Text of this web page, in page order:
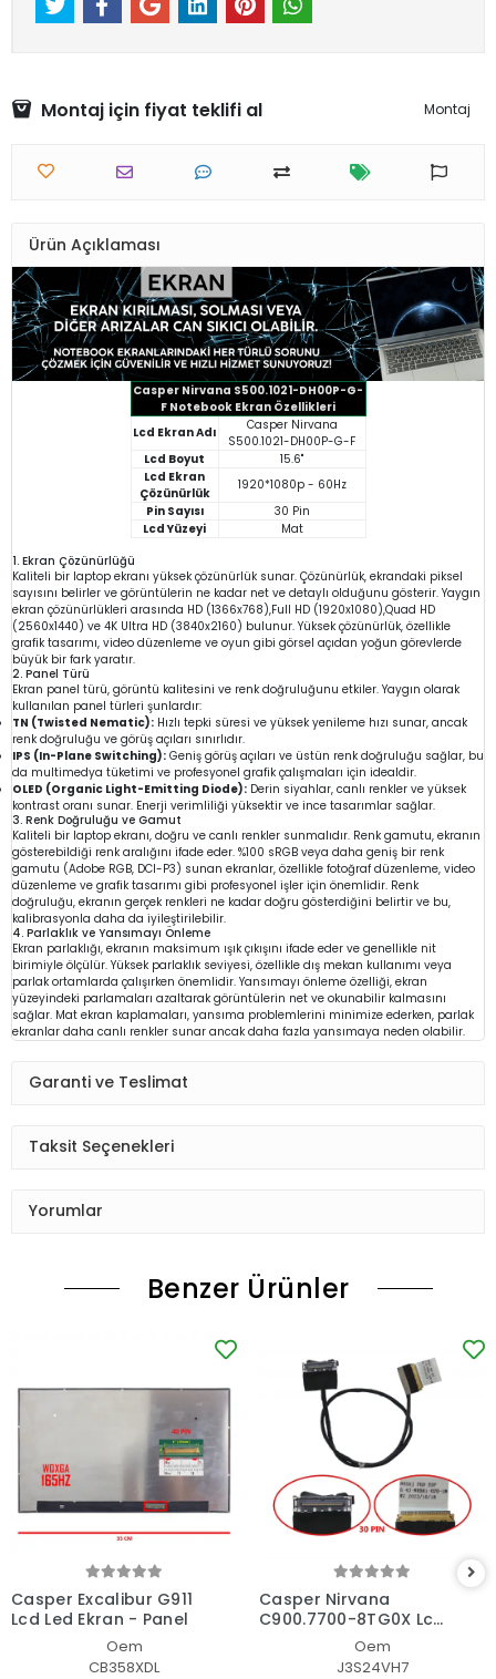
Montaj için fiyat teklifi al Montaj
Ürün Açıklaması
Casper Nirvana S500.1021-DH00P-G-
F Notebook Ekran Özellikleri
Lcd Ekran Adı
Casper Nirvana
S500.1021-DH00P-G-F
Lcd Boyut
15.6"
Lcd Ekran
Çözünürlük
1920*1080p - 60Hz
Pin Sayısı
30 Pin
Lcd Yüzeyi
Mat
1. Ekran Çözünürlüğü
Kaliteli bir laptop ekranı yüksek çözünürlük sunar. Çözünürlük, ekrandaki piksel
sayısını belirler ve görüntülerin ne kadar net ve detaylı olduğunu gösterir. Yaygın
ekran çözünürlükleri arasında HD (1366x768),Full HD (1920x1080),Quad HD
(2560x1440) ve 4K Ultra HD (3840x2160) bulunur. Yüksek çözünürlük, özellikle
grafik tasarımı, video düzenleme ve oyun gibi görsel açıdan yoğun görevlerde
büyük bir fark yaratır.
2. Panel Türü
Ekran panel türü, görüntü kalitesini ve renk doğruluğunu etkiler. Yaygın olarak
kullanılan panel türleri şunlardır:
TN (Twisted Nematic): Hızlı tepki süresi ve yüksek yenileme hızı sunar, ancak
renk doğruluğu ve görüş açıları sınırlıdır.
IPS (In-Plane Switching): Geniş görüş açıları ve üstün renk doğruluğu sağlar, bu
da multimedya tüketimi ve profesyonel grafik çalışmaları için idealdir.
OLED (Organic Light-Emitting Diode): Derin siyahlar, canlı renkler ve yüksek
kontrast oranı sunar. Enerji verimliliği yüksektir ve ince tasarımlar sağlar.
3. Renk Doğruluğu ve Gamut
Kaliteli bir laptop ekranı, doğru ve canlı renkler sunmalıdır. Renk gamutu, ekranın
gösterebildiği renk aralığını ifade eder. %100 sRGB veya daha geniş bir renk
gamutu (Adobe RGB, DCI-P3) sunan ekranlar, özellikle fotoğraf düzenleme, video
düzenleme ve grafik tasarımı gibi profesyonel işler için önemlidir. Renk
doğruluğu, ekranın gerçek renkleri ne kadar doğru gösterdiğini belirtir ve bu,
kalibrasyonla daha da iyileştirilebilir.
4. Parlaklık ve Yansımayı Önleme
Ekran parlaklığı, ekranın maksimum ışık çıkışını ifade eder ve genellikle nit
birimiyle ölçülür. Yüksek parlaklık seviyesi, özellikle dış mekan kullanımı veya
parlak ortamlarda çalışırken önemlidir. Yansımayı önleme özelliği, ekran
yüzeyindeki parlamaları azaltarak görüntülerin net ve okunabilir kalmasını
sağlar. Mat ekran kaplamaları, yansıma problemlerini minimize ederken, parlak
ekranlar daha canlı renkler sunar ancak daha fazla yansımaya neden olabilir.
Garanti ve Teslimat
Taksit Seçenekleri
Yorumlar
Benzer Ürünler
Casper Excalibur G911
Lcd Led Ekran - Panel
Oem
CB358XDL
Casper Nirvana
C900.7700-8TG0X Lcd
- Ekran Data Flex
Oem
J3S24VH7